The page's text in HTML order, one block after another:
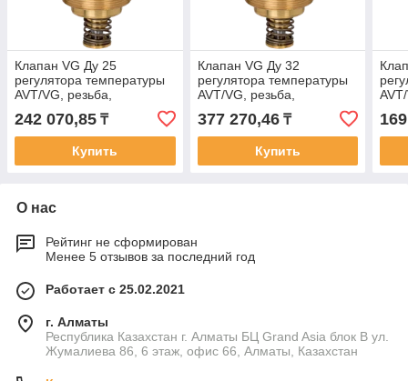
Клапан VG Ду 25
регулятора температуры
AVT/VG, резьба,
Kvs=8 м3/ч
242 070,85 ₸
Купить
Клапан VG Ду 32
регулятора температуры
AVT/VG, резьба,
Kvs=12,5 м3/ч
377 270,46₸
Купить
О нас
Рейтинг не сформирован
Менее 5 отзывов за последний год
Работает с 25.02.2021
г. Алматы
Республика Казахстан г. Алматы БЦ Grand Asia блок B ул.
Жумалиева 86, 6 этаж, офис 66, Алматы, Казахстан